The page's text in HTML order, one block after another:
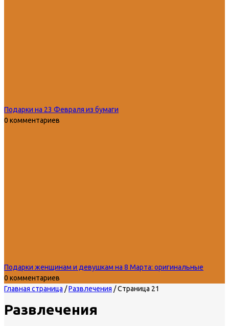
Подарки на 23 Февраля из бумаги
0 комментариев
Подарки женщинам и девушкам на 8 Марта: оригинальные
0 комментариев
Главная страница /Развлечения /Страница 21
Развлечения